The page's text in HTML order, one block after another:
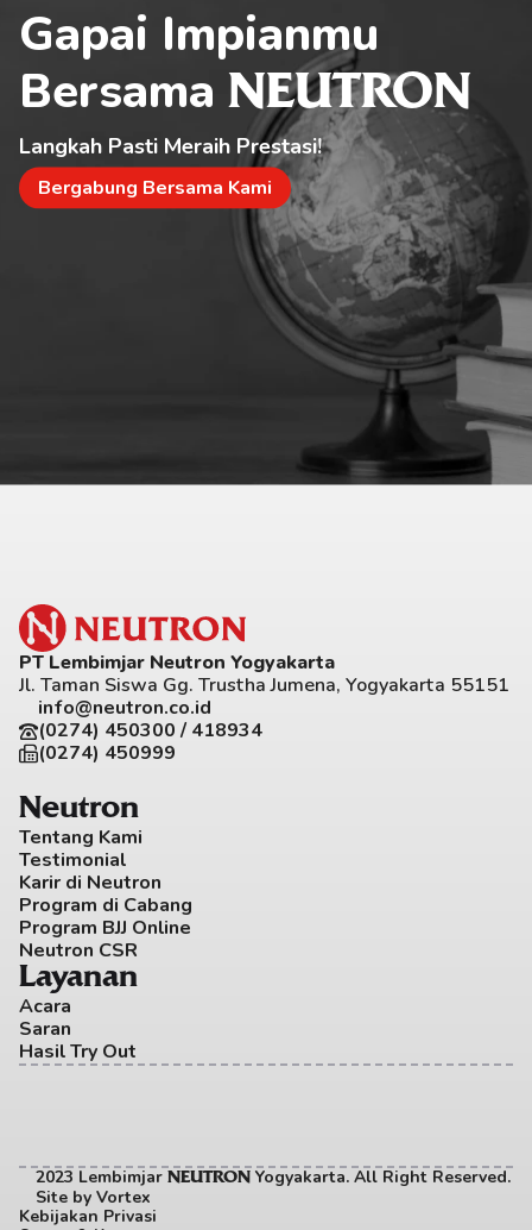
Gapai Impianmu
Bersama NEUTRON
Langkah Pasti Meraih Prestasi!
Bergabung Bersama Kami
PT Lembimjar Neutron Yogyakarta
Jl. Taman Siswa Gg. Trustha Jumena, Yogyakarta 55151
info@neutron.co.id
(0274) 450300 / 418934
(0274) 450999
Neutron
Tentang Kami
Testimonial
Karir di Neutron
Program di Cabang
Program BJJ Online
Neutron CSR
Layanan
Acara
Saran
Hasil Try Out
2023 Lembimjar NEUTRON Yogyakarta. All Right Reserved.
Site by Vortex
Kebijakan Privasi